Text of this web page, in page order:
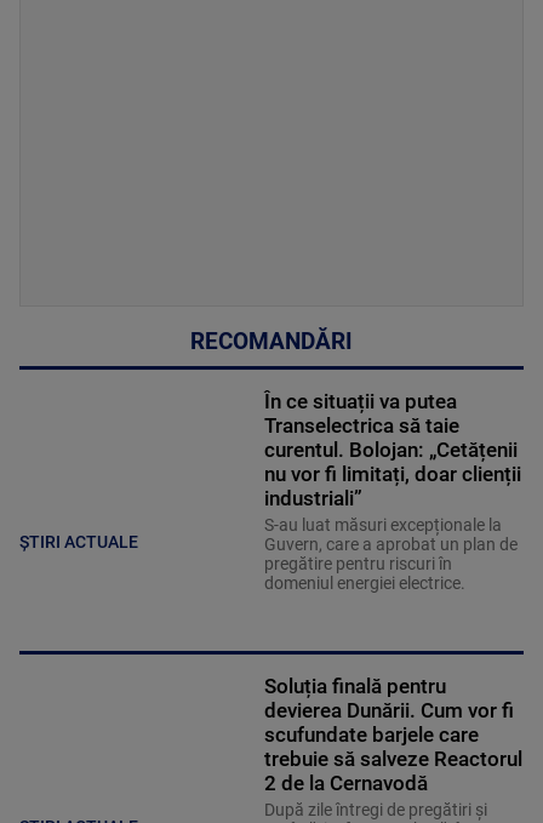
RECOMANDĂRI
ȘTIRI ACTUALE
În ce situații va putea
Transelectrica să taie
curentul. Bolojan: „Cetățenii
nu vor fi limitați, doar clienții
industriali”
S-au luat măsuri excepționale la
Guvern, care a aprobat un plan de
pregătire pentru riscuri în
domeniul energiei electrice.
Soluția finală pentru
devierea Dunării. Cum vor fi
scufundate barjele care
trebuie să salveze Reactorul
2 de la Cernavodă
După zile întregi de pregătiri și